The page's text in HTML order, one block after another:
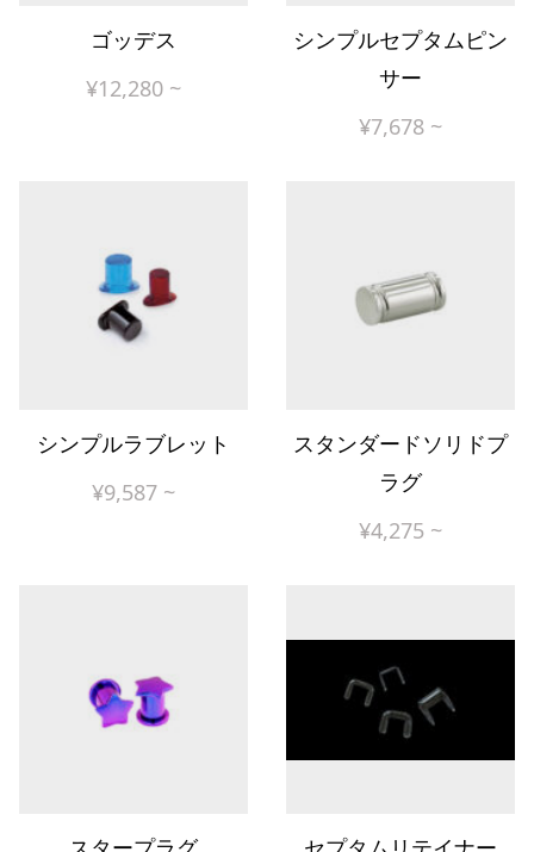
ゴッデス
¥12,280 ~
シンプルセプタムピン
サー
¥7,678 ~
シンプルラブレット
¥9,587 ~
スタンダードソリドプ
ラグ
¥4,275 ~